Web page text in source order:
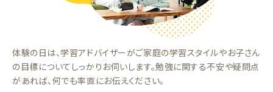
体験の日は、学習アドバイザーがご家庭の学習スタイルやお子さん
の目標についてしっかりお伺いします。勉強に関する不安や疑問点
があれば、何でも率直にお伝えください。